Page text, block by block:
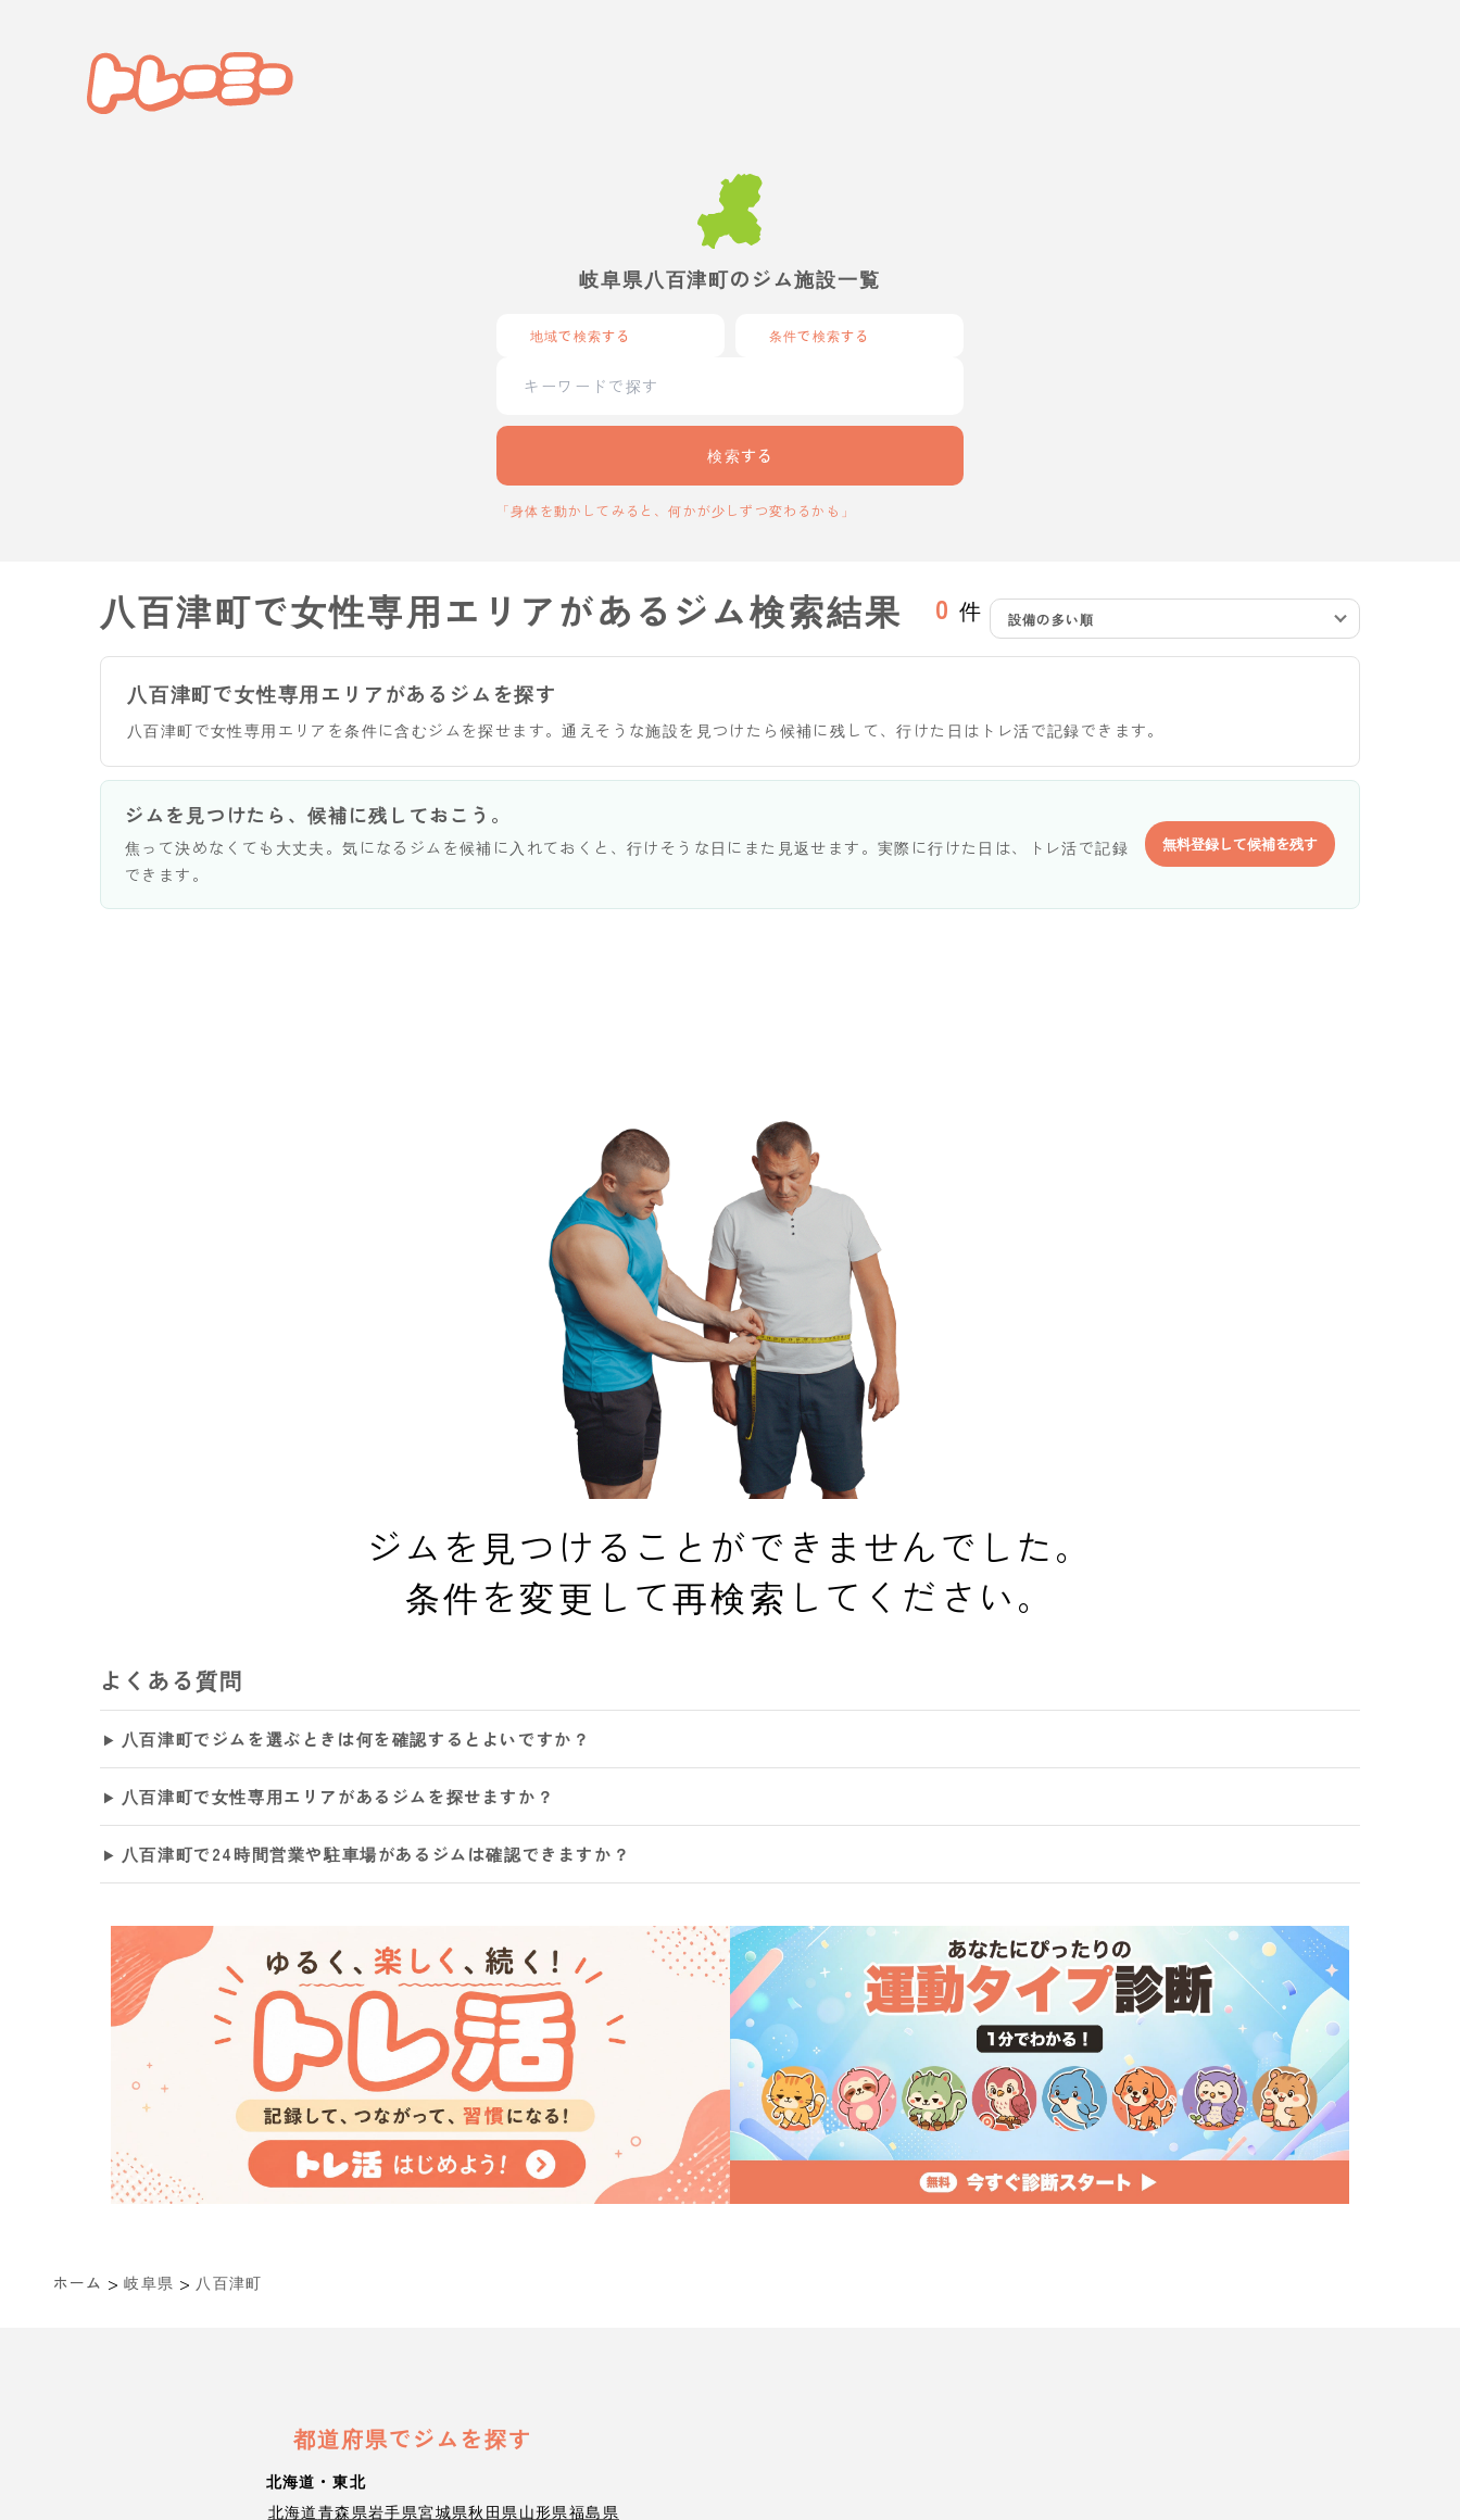
岐阜県八百津町のジム施設一覧
地域で検索する 条件で検索する
検索する
「身体を動かしてみると、何かが少しずつ変わるかも」
八百津町で女性専用エリアがあるジム検索結果 0 件 設備の多い順
八百津町で女性専用エリアがあるジムを探す
八百津町で女性専用エリアを条件に含むジムを探せます。通えそうな施設を見つけたら候補に残して、行けた日はトレ活で記録できます。
ジムを見つけたら、候補に残しておこう。
焦って決めなくても大丈夫。気になるジムを候補に入れておくと、行けそうな日にまた見返せます。実際に行けた日は、トレ活で記録
できます。
無料登録して候補を残す
ジムを見つけることができませんでした。
条件を変更して再検索してください。
よくある質問
八百津町でジムを選ぶときは何を確認するとよいですか？
八百津町で女性専用エリアがあるジムを探せますか？
八百津町で24時間営業や駐車場があるジムは確認できますか？
ホーム > 岐阜県 > 八百津町
都道府県でジムを探す
北海道・東北
北海道青森県岩手県宮城県秋田県山形県福島県